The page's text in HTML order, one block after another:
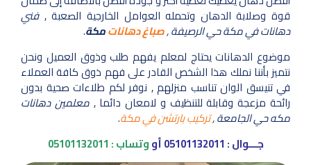
قوة وصلابة الدهان وتحمله العوامل الخارجية الصعبة ,فني
دهانات في مكة حي الرصيفة ,صباغ دهاناتمكة.
موضوع الدهانات يحتاج لمعلم يفهم طلب وذوق العميل ونحن
نتميز بأننا نملك هذا الشخص القادر على فهم ذوق كافة العملاء
في تنيسق الوان تناسب منزلهم , نوفر لكم طلاءات صحية بدون
رائحة مزعجة وقابلة للتنظيف و لامعان دائما ,معلمين دهانات
مكه حي الجامعة ,تركيب بارتشن في مكة.
جـــوال : 05101132011أووتساب : 05101132011